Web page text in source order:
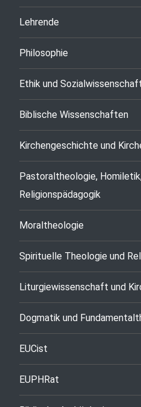
Lehrende
Philosophie
Ethik und
Biblische Wissenschaften
Kirchengeschichte und
Pastoraltheologie,
Religionspädagogik
Moraltheologie
Spirituelle Theologie und
Liturgiewissenschaft und
Dogmatik und
EUCist
EUPHRat